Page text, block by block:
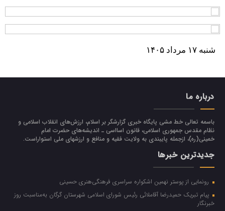
شنبه ۱۷ مرداد ۱۴۰۵
درباره ما
باسمه تعالی خط مشی پایگاه خبری گزارشگر بر اسلام، ارزش‌هاي انقلاب اسلامي و
نظام مقدس جمهوري اسلامي، قانون اسااسی ـ انديشه‌هاي حضرت امام
خميني(ره)، ازجمله پایبندی به ولايت فقيه و منافع و ارزشهاي ملي استواراست.
جدیدترین خبرها
رونمایی از پوستر نهمین اشکواره سراسری فرهنگی‌هنری حسینی
پیام تبریک حمیدرضا آقاملائی رئیس شورای اسلامی شهرستان گرگان به‌مناسبت روز
خبرنگار